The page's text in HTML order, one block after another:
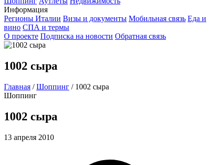
Информация
Регионы Италии Визы и документы Мобильная связь Еда и
вино СПА и термы
О проекте Подписка на новости Обратная связь
1002 сыра
Главная / Шоппинг / 1002 сыра
Шоппинг
1002 сыра
13 апреля 2010